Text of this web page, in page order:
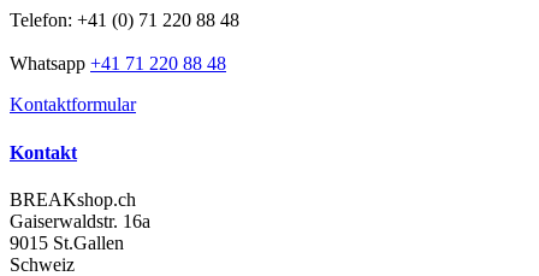
Telefon: +41 (0) 71 220 88 48
Whatsapp +41 71 220 88 48
Kontaktformular
Kontakt
BREAKshop.ch
Gaiserwaldstr. 16a
9015 St.Gallen
Schweiz